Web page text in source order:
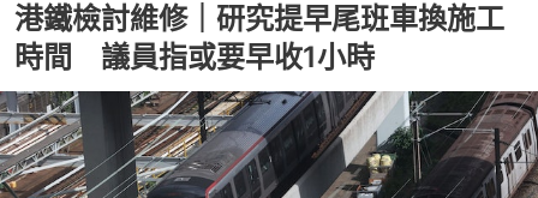
港鐵檢討維修｜研究提早尾班車換施工
時間 議員指或要早收1小時